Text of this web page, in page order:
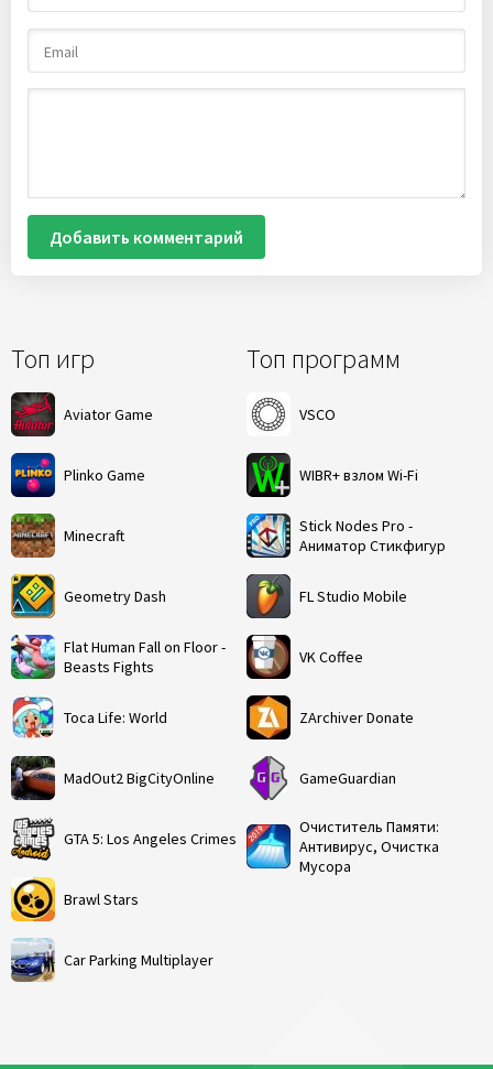
Топ игр
Aviator Game
Plinko Game
Minecraft
Geometry Dash
Flat Human Fall on Floor -
Beasts Fights
Toca Life: World
MadOut2 BigCityOnline
GTA 5: Los Angeles Crimes
Brawl Stars
Car Parking Multiplayer
Топ программ
VSCO
WIBR+ взлом Wi-Fi
Stick Nodes Pro -
Аниматор Стикфигур
FL Studio Mobile
VK Coffee
ZArchiver Donate
GameGuardian
Очиститель Памяти:
Антивирус, Очистка
Мусора
Добавить комментарий